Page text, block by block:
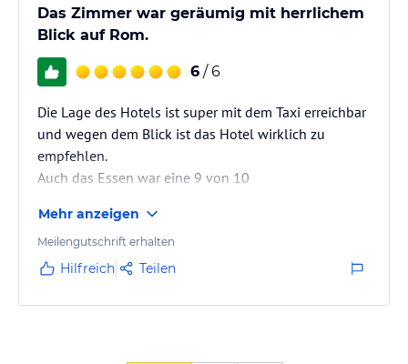
Das Zimmer war geräumig mit herrlichem
Blick auf Rom.
6 / 6
Die Lage des Hotels ist super mit dem Taxi erreichbar
und wegen dem Blick ist das Hotel wirklich zu
empfehlen.
Auch das Essen war eine 9 von 10
Abendessen war ebenfalls sehr gut.
Mehr anzeigen
Meilengutschrift erhalten
Hilfreich Teilen